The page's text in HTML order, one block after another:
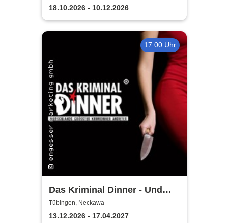
18.10.2026 - 10.12.2026
17:00 Uhr
Das Kriminal Dinner - Und
raus bist du
Tübingen, Neckawa
13.12.2026 - 17.04.2027